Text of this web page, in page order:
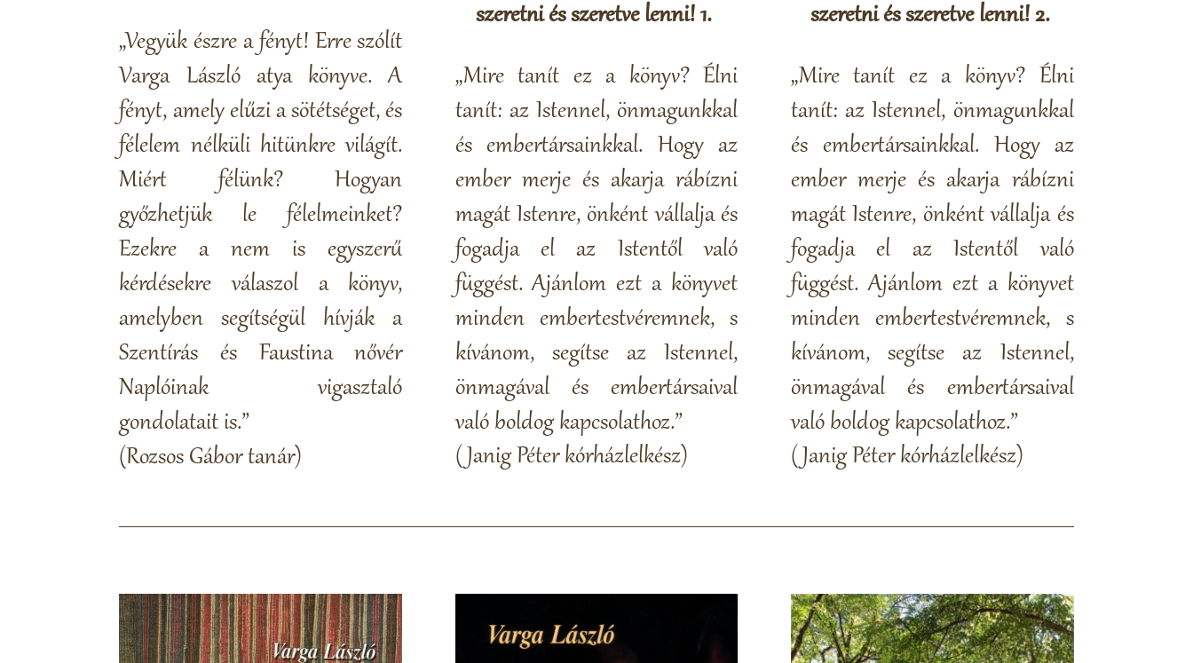
„Vegyük észre a fényt! Erre szólít
Varga László atya könyve. A
fényt, amely elűzi a sötétséget, és
félelem nélküli hitünkre világít.
Miért félünk? Hogyan
győzhetjük le félelmeinket?
Ezekre a nem is egyszerű
kérdésekre válaszol a könyv,
amelyben segítségül hívják a
Szentírás és Faustina nővér
Naplóinak vigasztaló
gondolatait is.”
(Rozsos Gábor tanár)
szeretni és szeretve lenni! 1.
„Mire tanít ez a könyv? Élni
tanít: az Istennel, önmagunkkal
és embertársainkkal. Hogy az
ember merje és akarja rábízni
magát Istenre, önként vállalja és
fogadja el az Istentől való
függést. Ajánlom ezt a könyvet
minden embertestvéremnek, s
kívánom, segítse az Istennel,
önmagával és embertársaival
való boldog kapcsolathoz.”
(Janig Péter kórházlelkész)
szeretni és szeretve lenni! 2.
„Mire tanít ez a könyv? Élni
tanít: az Istennel, önmagunkkal
és embertársainkkal. Hogy az
ember merje és akarja rábízni
magát Istenre, önként vállalja és
fogadja el az Istentől való
függést. Ajánlom ezt a könyvet
minden embertestvéremnek, s
kívánom, segítse az Istennel,
önmagával és embertársaival
való boldog kapcsolathoz.”
(Janig Péter kórházlelkész)